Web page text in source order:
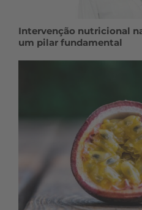
Intervenção nutricional
um pilar fundamental